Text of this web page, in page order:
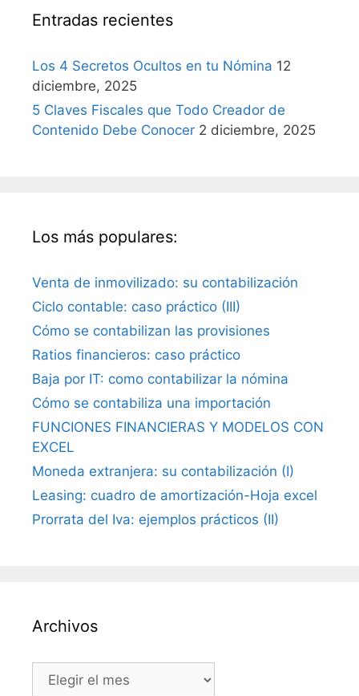
Entradas recientes
Los 4 Secretos Ocultos en tu Nómina 12
diciembre, 2025
5 Claves Fiscales que Todo Creador de
Contenido Debe Conocer 2 diciembre, 2025
Los más populares:
Venta de inmovilizado: su contabilización
Ciclo contable: caso práctico (III)
Cómo se contabilizan las provisiones
Ratios financieros: caso práctico
Baja por IT: como contabilizar la nómina
Cómo se contabiliza una importación
FUNCIONES FINANCIERAS Y MODELOS CON
EXCEL
Moneda extranjera: su contabilización (I)
Leasing: cuadro de amortización-Hoja excel
Prorrata del Iva: ejemplos prácticos (II)
Archivos
Archivos